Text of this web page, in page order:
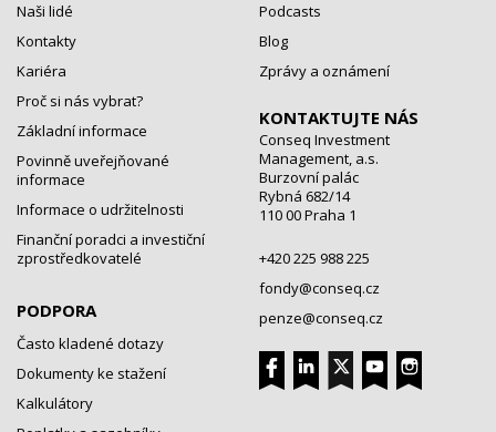
Naši lidé
Kontakty
Kariéra
Proč si nás vybrat?
Základní informace
Povinně uveřejňované
informace
Informace o udržitelnosti
Finanční poradci a investiční
zprostředkovatelé
PODPORA
Často kladené dotazy
Dokumenty ke stažení
Kalkulátory
Podcasts
Blog
Zprávy a oznámení
KONTAKTUJTE NÁS
Conseq Investment
Management, a.s.
Burzovní palác
Rybná 682/14
110 00 Praha 1
+420 225 988 225
fondy@conseq.cz
penze@conseq.cz